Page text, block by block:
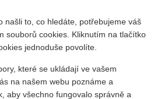
našli to, co hledáte, potřebujeme váš
souborů cookies. Kliknutím na tlačítko
jednoduše povolíte.
které se ukládají ve vašem
na našem webu poznáme a
aby všechno fungovalo správně a